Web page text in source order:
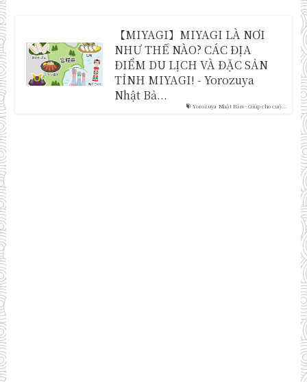
Yorozuya Nhật Bản - Giúp cho cuộ...
【MIYAGI】MIYAGI LÀ NƠI
NHƯ THẾ NÀO? CÁC ĐỊA
ĐIỂM DU LỊCH VÀ ĐẶC SẢN
TỈNH MIYAGI! - Yorozuya
Nhật Bả...